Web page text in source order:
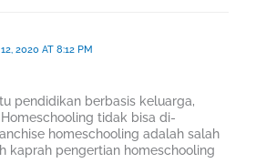
2020 AT 8:12 PM
pendidikan berbasis keluarga,
tidak bisa di-
homeschooling adalah salah
kaprah pengertian homeschooling